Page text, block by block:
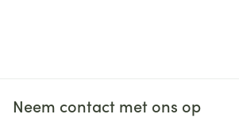
Neem contact met ons op